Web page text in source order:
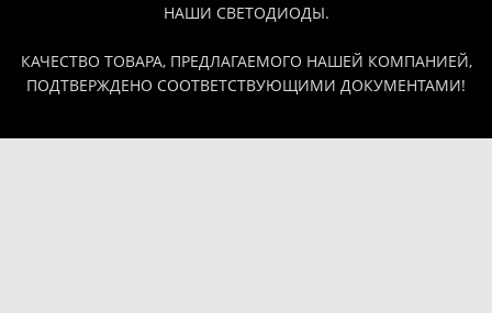
НАШИ СВЕТОДИОДЫ.
КАЧЕСТВО ТОВАРА, ПРЕДЛАГАЕМОГО НАШЕЙ КОМПАНИЕЙ,
ПОДТВЕРЖДЕНО СООТВЕТСТВУЮЩИМИ ДОКУМЕНТАМИ!